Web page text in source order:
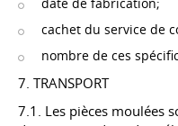
date de fabrication;
cachet du service de
nombre de ces
7. TRANSPORT
7.1. Les pièces moulées